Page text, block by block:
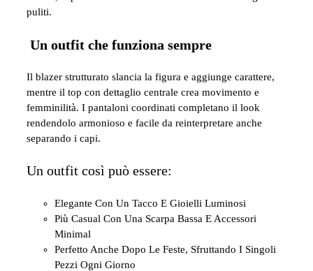
puliti.
Un outfit che funziona sempre
Il blazer strutturato slancia la figura e aggiunge carattere,
mentre il top con dettaglio centrale crea movimento e
femminilità. I pantaloni coordinati completano il look
rendendolo armonioso e facile da reinterpretare anche
separando i capi.
Un outfit così può essere:
Elegante Con Un Tacco E Gioielli Luminosi
Più Casual Con Una Scarpa Bassa E Accessori
Minimal
Perfetto Anche Dopo Le Feste, Sfruttando I Singoli
Pezzi Ogni Giorno